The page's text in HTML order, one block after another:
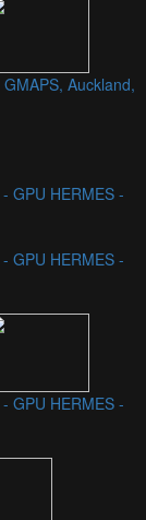
Auckland,
GPU HERMES -
GPU HERMES -
GPU HERMES -